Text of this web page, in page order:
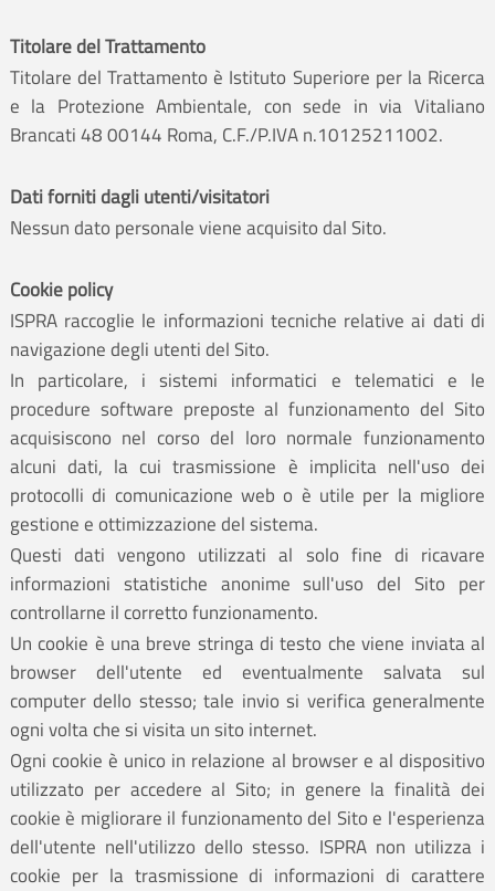
Titolare del Trattamento
Titolare del Trattamento è Istituto Superiore per la Ricerca
e la Protezione Ambientale, con sede in via Vitaliano
Brancati 48 00144 Roma, C.F./P.IVA n.10125211002.
Dati forniti dagli utenti/visitatori
Nessun dato personale viene acquisito dal Sito.
Cookie policy
ISPRA raccoglie le informazioni tecniche relative ai dati di
navigazione degli utenti del Sito.
In particolare, i sistemi informatici e telematici e le
procedure software preposte al funzionamento del Sito
acquisiscono nel corso del loro normale funzionamento
alcuni dati, la cui trasmissione è implicita nell'uso dei
protocolli di comunicazione web o è utile per la migliore
gestione e ottimizzazione del sistema.
Questi dati vengono utilizzati al solo fine di ricavare
informazioni statistiche anonime sull'uso del Sito per
controllarne il corretto funzionamento.
Un cookie è una breve stringa di testo che viene inviata al
browser dell'utente ed eventualmente salvata sul
computer dello stesso; tale invio si verifica generalmente
ogni volta che si visita un sito internet.
Ogni cookie è unico in relazione al browser e al dispositivo
utilizzato per accedere al Sito; in genere la finalità dei
cookie è migliorare il funzionamento del Sito e l'esperienza
dell'utente nell'utilizzo dello stesso. ISPRA non utilizza i
cookie per la trasmissione di informazioni di carattere